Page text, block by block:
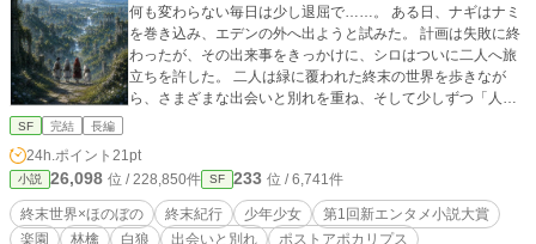
何も変わらない毎日は少し退屈で……。 ある日、ナギはナミ
を巻き込み、エデンの外へ出ようと試みた。 計画は失敗に終
わったが、その出来事をきっかけに、シロはついに二人へ旅
立ちを許した。 二人は緑に覆われた終末の世界を歩きなが
ら、さまざまな出会いと別れを重ね、そして少しずつ「人」
紙絵はイメージをAI出力したものです
SF 完結 長編
24h.ポイント 21pt
小説 26,098 位 / 228,850件 SF 233 位 / 6,741件
終末世界×ほのぼの 終末紀行 少年少女
第1回新エンタメ小説大賞
楽園
林檎 白狼 出会いと別れ ポストアポカリプス